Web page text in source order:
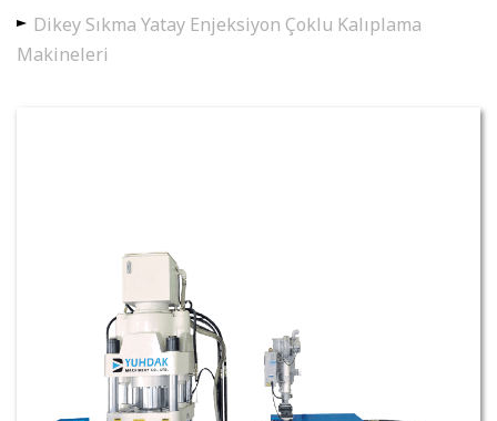
Dikey Sıkma Yatay Enjeksiyon Çoklu Kalıplama
Makineleri